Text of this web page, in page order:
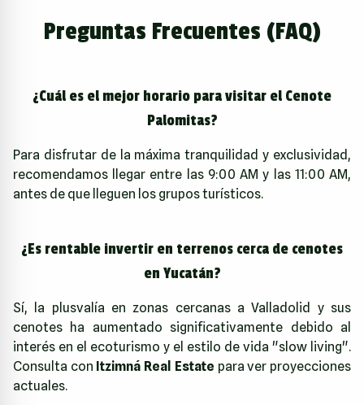
Preguntas Frecuentes (FAQ)
¿Cuál es el mejor horario para visitar el Cenote
Palomitas?
Para disfrutar de la máxima tranquilidad y exclusividad,
recomendamos llegar entre las 9:00 AM y las 11:00 AM,
antes de que lleguen los grupos turísticos.
¿Es rentable invertir en terrenos cerca de cenotes
en Yucatán?
Sí, la plusvalía en zonas cercanas a Valladolid y sus
cenotes ha aumentado significativamente debido al
interés en el ecoturismo y el estilo de vida "slow living".
Consulta con Itzimná Real Estate para ver proyecciones
actuales.